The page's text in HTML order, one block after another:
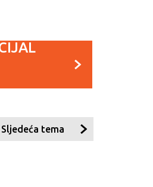
Sljedeća tema